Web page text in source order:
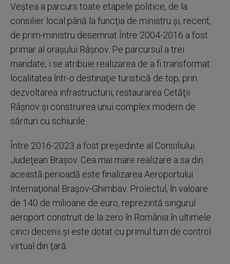
Veştea a parcurs toate etapele politice, de la
consilier local până la funcţia de ministru şi, recent,
de prim-ministru desemnat Între 2004-2016 a fost
primar al oraşului Râşnov. Pe parcursul a trei
mandate, i se atribuie realizarea de a fi transformat
localitatea într-o destinaţie turistică de top, prin
dezvoltarea infrastructurii, restaurarea Cetăţii
Râşnov şi construirea unui complex modern de
sărituri cu schiurile.
Între 2016-2023 a fost preşedinte al Consiliului
Judeţean Braşov. Cea mai mare realizare a sa din
această perioadă este finalizarea Aeroportului
Internaţional Braşov-Ghimbav. Proiectul, în valoare
de 140 de milioane de euro, reprezintă singurul
aeroport construit de la zero în România în ultimele
cinci decenii şi este dotat cu primul turn de control
virtual din ţară.